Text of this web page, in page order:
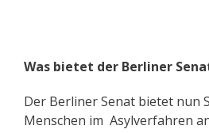
Was bietet der Berliner
Der Berliner Senat bietet nun
Menschen im Asylverfahren